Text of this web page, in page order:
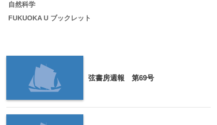
自然科学
FUKUOKA U ブックレット
弦書房週報 第69号